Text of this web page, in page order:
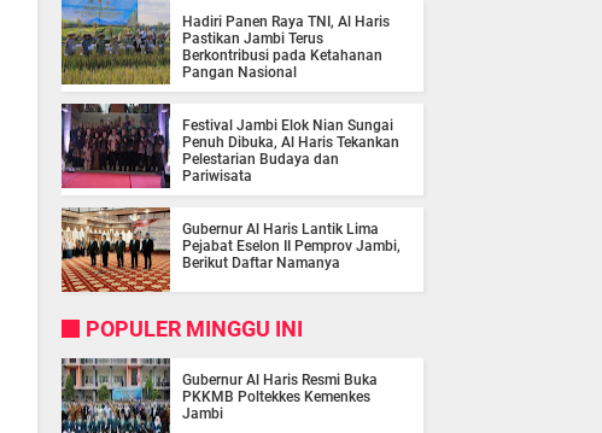
Hadiri Panen Raya TNI, Al Haris
Pastikan Jambi Terus
Berkontribusi pada Ketahanan
Pangan Nasional
Festival Jambi Elok Nian Sungai
Penuh Dibuka, Al Haris Tekankan
Pelestarian Budaya dan
Pariwisata
Gubernur Al Haris Lantik Lima
Pejabat Eselon II Pemprov Jambi,
Berikut Daftar Namanya
POPULER MINGGU INI
Gubernur Al Haris Resmi Buka
PKKMB Poltekkes Kemenkes
Jambi